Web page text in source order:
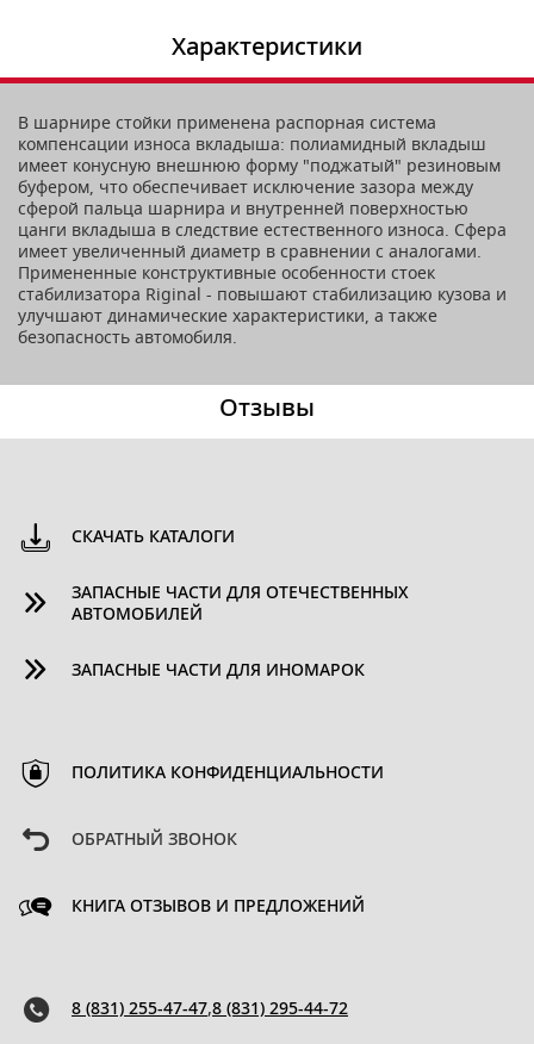
Характеристики
В шарнире стойки применена распорная система
компенсации износа вкладыша: полиамидный вкладыш
имеет конусную внешнюю форму "поджатый" резиновым
буфером, что обеспечивает исключение зазора между
сферой пальца шарнира и внутренней поверхностью
цанги вкладыша в следствие естественного износа. Сфера
имеет увеличенный диаметр в сравнении с аналогами.
Примененные конструктивные особенности стоек
стабилизатора Riginal - повышают стабилизацию кузова и
улучшают динамические характеристики, а также
безопасность автомобиля.
Отзывы
СКАЧАТЬ КАТАЛОГИ
ЗАПАСНЫЕ ЧАСТИ ДЛЯ ОТЕЧЕСТВЕННЫХ
АВТОМОБИЛЕЙ
ЗАПАСНЫЕ ЧАСТИ ДЛЯ ИНОМАРОК
ПОЛИТИКА КОНФИДЕНЦИАЛЬНОСТИ
ОБРАТНЫЙ ЗВОНОК
КНИГА ОТЗЫВОВ И ПРЕДЛОЖЕНИЙ
8 (831) 255-47-47,8 (831) 295-44-72